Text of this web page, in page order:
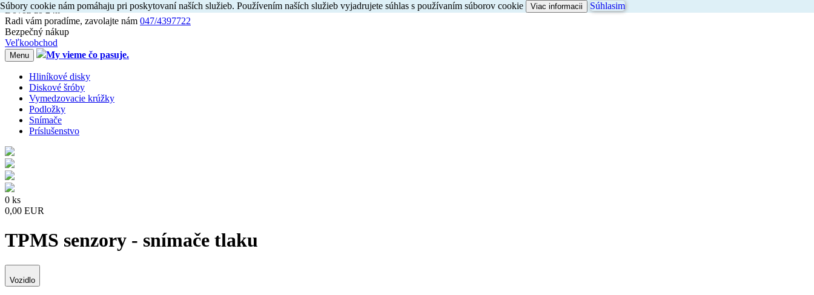
Dovoz do 24h
Radi vám poradíme, zavolajte nám 047/4397722
Bezpečný nákup
Veľkoobchod
Menu My vieme čo pasuje.
Hliníkové disky
Diskové šróby
Vymedzovacie krúžky
Podložky
Snímače
Príslušenstvo
0 ks
0,00 EUR
TPMS senzory - snímače tlaku
Vozidlo
Súbory cookie nám pomáhaju pri poskytovaní naších služieb. Používením naších služieb vyjadrujete súhlas s používaním súborov cookie Viac informacii Súhlasim